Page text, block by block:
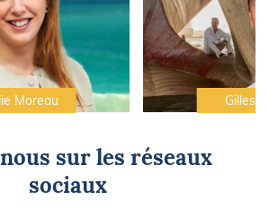
Moreau Gilles
sur les réseaux
sociaux